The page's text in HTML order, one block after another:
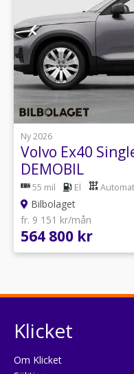
Ny 2026
Volvo Ex40
DEMOBIL
55 mil El Automat
Bilbolaget
fr. 9 151 kr/mån
564 800 kr
Klicket
Om Klicket